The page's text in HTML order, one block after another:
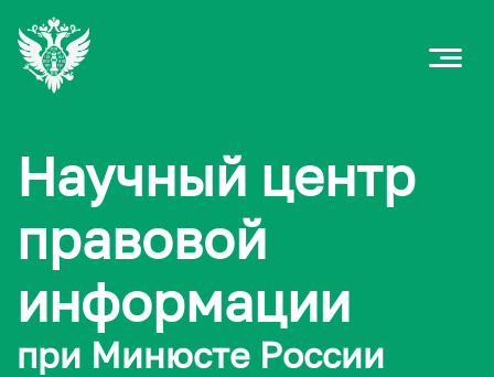
Научный центр
правовой
информации
при Минюсте России